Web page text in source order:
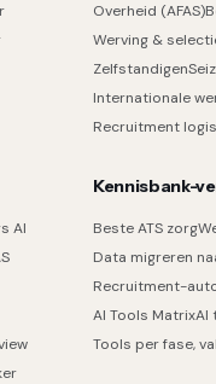
Overheid (AFAS)
Werving &
Zelfstandigen
Internationale
Recruitment
AI
Kennisbank-
Beste ATS zorg
Data migreren
Recruitment-
AI Tools MatrixAI
Tools per fase,